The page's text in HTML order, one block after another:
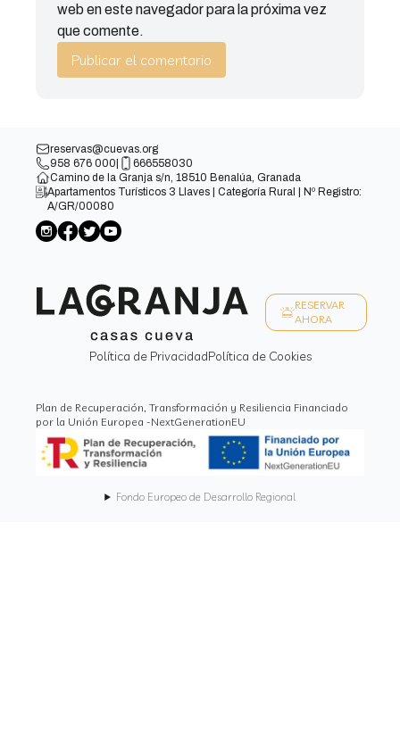
web en este navegador para la próxima vez
que comente.
reservas@cuevas.org
958 676 000|
666558030
Camino de la Granja s/n, 18510 Benalúa, Granada
Apartamentos Turísticos 3 Llaves | Categoría Rural | Nº Registro:
A/GR/00080
RESERVAR
AHORA
Política de PrivacidadPolítica de Cookies
Plan de Recuperación, Transformación y Resiliencia Financiado
por la Unión Europea -NextGenerationEU
Fondo Europeo de Desarrollo Regional